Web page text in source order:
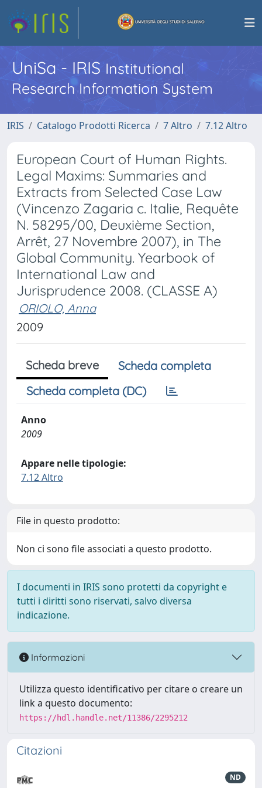
UniSa - IRISInstitutional
Research Information System
IRIS Catalogo Prodotti Ricerca 7 Altro 7.12 Altro
European Court of Human Rights.
Legal Maxims: Summaries and
Extracts from Selected Case Law
(Vincenzo Zagaria c. Italie, Requête
N. 58295/00, Deuxième Section,
Arrêt, 27 Novembre 2007), in The
Global Community. Yearbook of
International Law and
Jurisprudence 2008. (CLASSE A)
ORIOLO, Anna
2009
Scheda breve
Scheda completa
Scheda completa (DC)
Anno
2009
Appare nelle tipologie:
7.12 Altro
File in questo prodotto:
Non ci sono file associati a questo prodotto.
I documenti in IRIS sono protetti da copyright e
tutti i diritti sono riservati, salvo diversa
indicazione.
Informazioni
Utilizza questo identificativo per citare o creare un
link a questo documento:
https://hdl.handle.net/11386/2295212
Citazioni
ND